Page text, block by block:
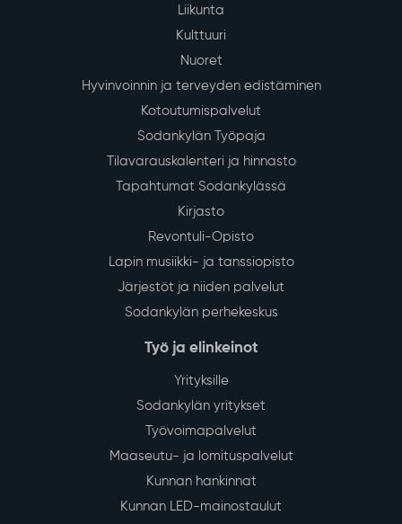
Liikunta
Kulttuuri
Nuoret
Hyvinvoinnin ja terveyden edistäminen
Kotoutumispalvelut
Sodankylän Työpaja
Tilavarauskalenteri ja hinnasto
Tapahtumat Sodankylässä
Kirjasto
Revontuli-Opisto
Lapin musiikki- ja tanssiopisto
Järjestöt ja niiden palvelut
Sodankylän perhekeskus
Työ ja elinkeinot
Yrityksille
Sodankylän yritykset
Työvoimapalvelut
Maaseutu- ja lomituspalvelut
Kunnan hankinnat
Kunnan LED-mainostaulut